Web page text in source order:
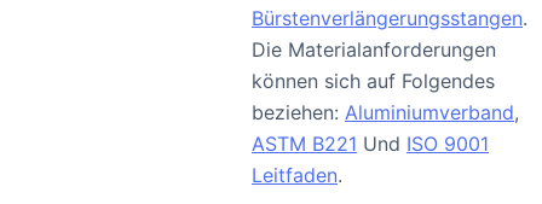
Bürstenverlängerungsstangen.
Die Materialanforderungen
können sich auf Folgendes
beziehen: Aluminiumverband,
ASTM B221 Und ISO 9001
Leitfaden.